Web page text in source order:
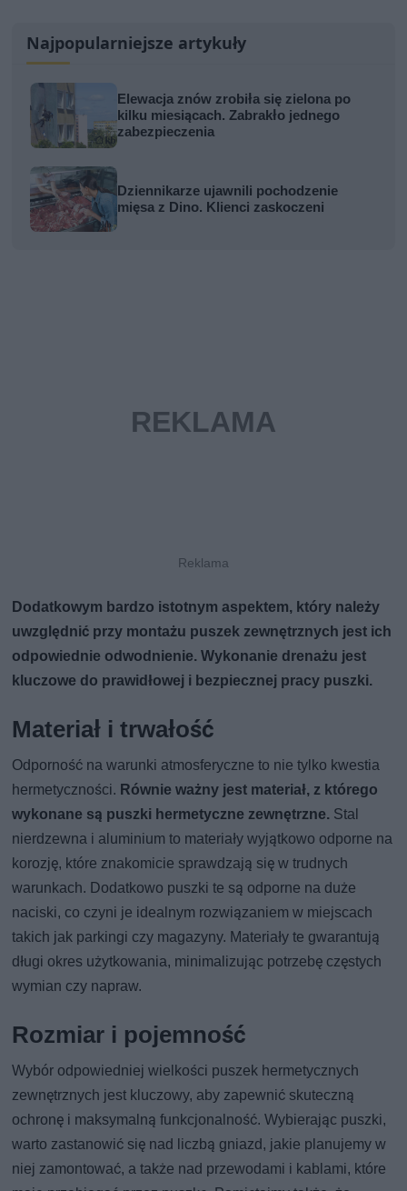
Najpopularniejsze artykuły
Elewacja znów zrobiła się zielona po
kilku miesiącach. Zabrakło jednego
zabezpieczenia
Dziennikarze ujawnili pochodzenie
mięsa z Dino. Klienci zaskoczeni
Dodatkowym bardzo istotnym aspektem, który należy
uwzględnić przy montażu puszek zewnętrznych jest ich
odpowiednie odwodnienie. Wykonanie drenażu jest
kluczowe do prawidłowej i bezpiecznej pracy puszki.
Materiał i trwałość
Odporność na warunki atmosferyczne to nie tylko kwestia
hermetyczności. Równie ważny jest materiał, z którego
wykonane są puszki hermetyczne zewnętrzne. Stal
nierdzewna i aluminium to materiały wyjątkowo odporne na
korozję, które znakomicie sprawdzają się w trudnych
warunkach. Dodatkowo puszki te są odporne na duże
naciski, co czyni je idealnym rozwiązaniem w miejscach
takich jak parkingi czy magazyny. Materiały te gwarantują
długi okres użytkowania, minimalizując potrzebę częstych
wymian czy napraw.
Rozmiar i pojemność
Wybór odpowiedniej wielkości puszek hermetycznych
zewnętrznych jest kluczowy, aby zapewnić skuteczną
ochronę i maksymalną funkcjonalność. Wybierając puszki,
warto zastanowić się nad liczbą gniazd, jakie planujemy w
niej zamontować, a także nad przewodami i kablami, które